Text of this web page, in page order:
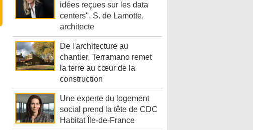
idées reçues sur les data
centers", S. de Lamotte,
architecte
De l'architecture au
chantier, Terramano remet
la terre au cœur de la
construction
Une experte du logement
social prend la tête de CDC
Habitat Île-de-France